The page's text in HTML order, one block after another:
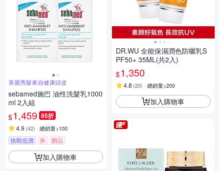
美麗秀髮來自健康頭皮
sebamed施巴 油性洗髮乳1000
ml 2入組
$1,459 85折
4.9 (42) 總銷量>100
挑戰低價 券 贈品
加入購物車
DR.WU 全能保濕潤色防曬乳S
PF50+ 35ML(共2入)
$1,350
4.8 (20) 總銷量>200
加入購物車